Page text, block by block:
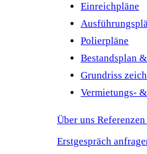
Einreichpläne
Polierpläne
Bestandsplan
Grundriss
Vermietungs-
Über uns Referenzen
Erstgespräch